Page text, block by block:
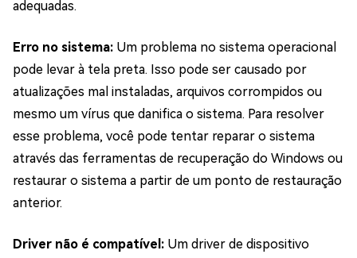
adequadas.
Erro no sistema: Um problema no sistema operacional
pode levar à tela preta. Isso pode ser causado por
atualizações mal instaladas, arquivos corrompidos ou
mesmo um vírus que danifica o sistema. Para resolver
esse problema, você pode tentar reparar o sistema
através das ferramentas de recuperação do Windows ou
restaurar o sistema a partir de um ponto de restauração
anterior.
Driver não é compatível: Um driver de dispositivo